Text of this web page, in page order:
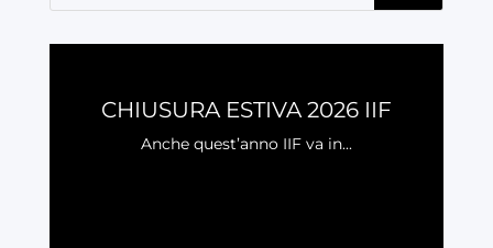
CHIUSURA ESTIVA 2026 IIF
Anche quest’anno IIF va in...